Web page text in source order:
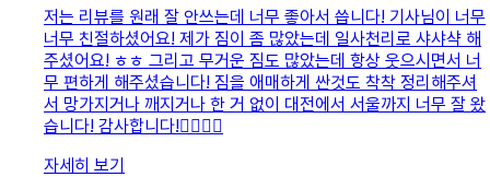
저는 리뷰를 원래 잘 안쓰는데 너무 좋아서 씁니다! 기사님이 너무
너무 친절하셨어요! 제가 짐이 좀 많았는데 일사천리로 샤샤샥 해
주셨어요! ㅎㅎ 그리고 무거운 짐도 많았는데 항상 웃으시면서 너
무 편하게 해주셨습니다! 짐을 애매하게 싼것도 착착 정리해주셔
서 망가지거나 깨지거나 한 거 없이 대전에서 서울까지 너무 잘 왔
습니다! 감사합니다!👍🏻👍🏻
자세히 보기